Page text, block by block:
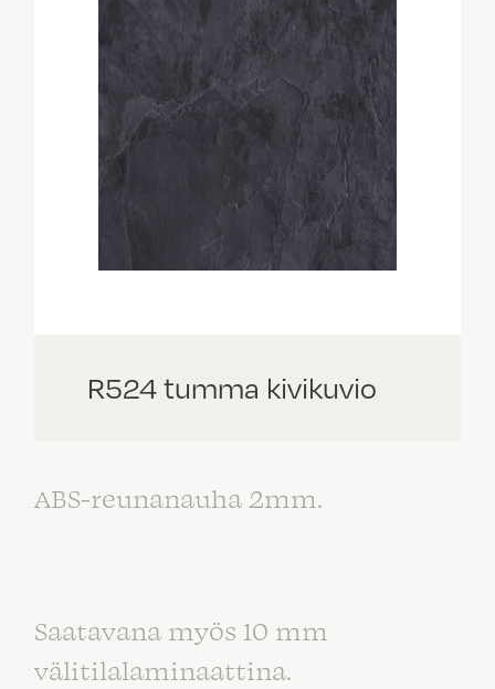
R524 tumma kivikuvio
ABS-reunanauha 2mm.
Saatavana myös 10 mm
välitilalaminaattina.